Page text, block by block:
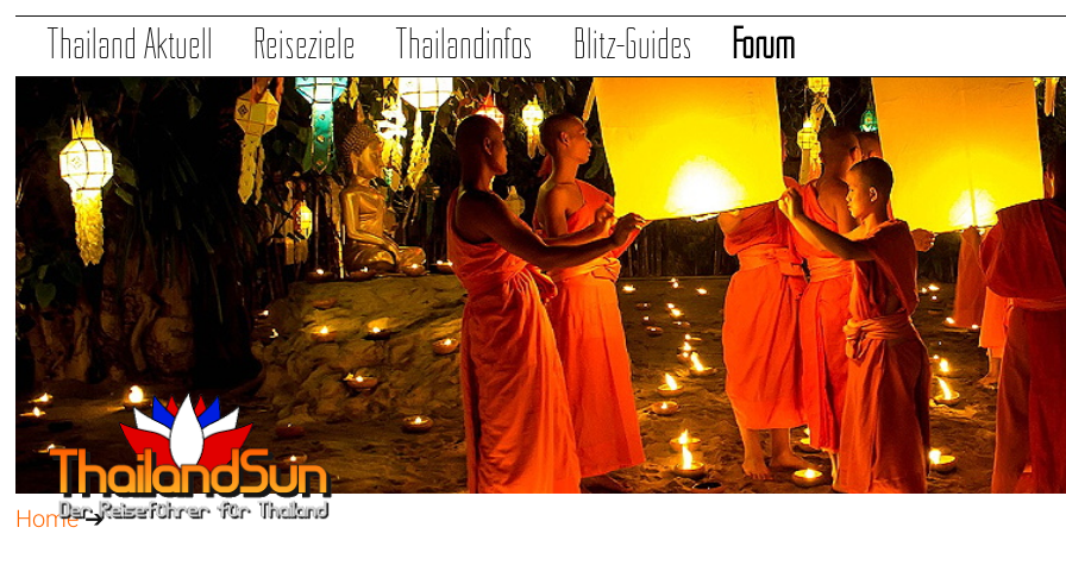
Thailand Aktuell Reiseziele Thailandinfos Blitz-Guides Forum
Home➔